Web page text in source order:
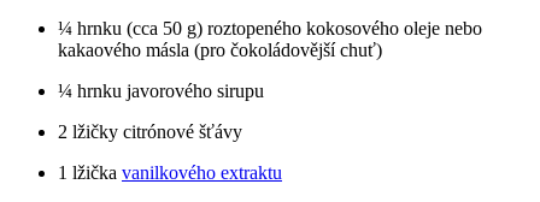
¼ hrnku (cca 50 g) roztopeného kokosového oleje nebo
kakaového másla (pro čokoládovější chuť)
¼ hrnku javorového sirupu
2 lžičky citrónové šťávy
1 lžička vanilkového extraktu